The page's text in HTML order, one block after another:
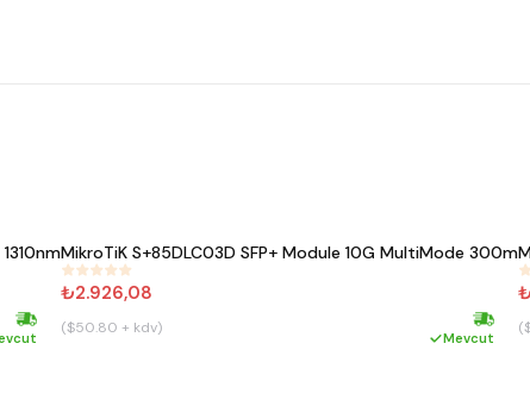
Hızlı kargo
#188
MikroTiK S+85DLC03D SFP+ Module 10G MultiMode 300m
₺2.926,08
($50.80 + kdv) Hızlı
Mevcut